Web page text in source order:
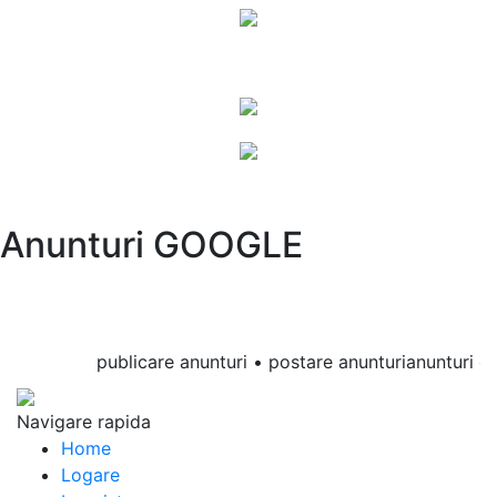
Anunturi GOOGLE
publicare anunturi • postare anunturianunturi
Navigare rapida
Home
Logare